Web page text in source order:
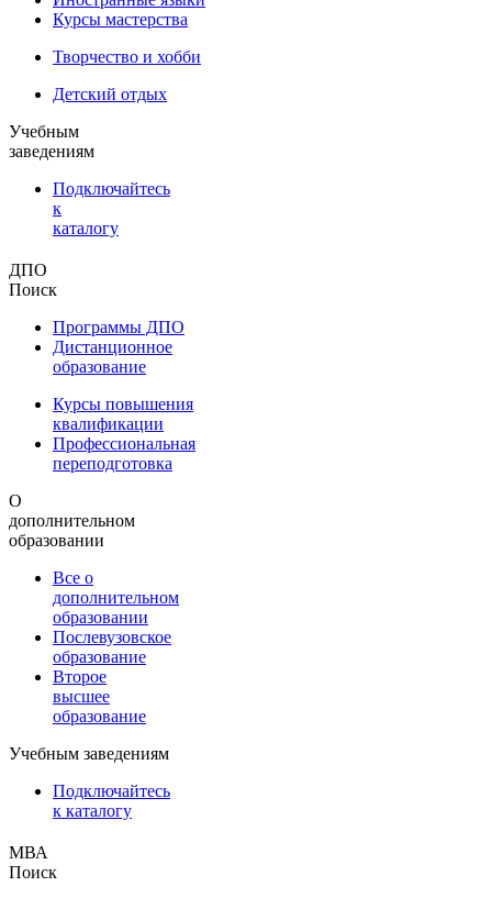
Курсы мастерства
Творчество и хобби
Детский отдых
Учебным
заведениям
Подключайтесь
к
каталогу
ДПО
Поиск
Программы ДПО
Дистанционное
образование
Курсы повышения
квалификации
Профессиональная
переподготовка
О
дополнительном
образовании
Все о
дополнительном
образовании
Послевузовское
образование
Второе
высшее
образование
Учебным заведениям
Подключайтесь
к каталогу
МВА
Поиск